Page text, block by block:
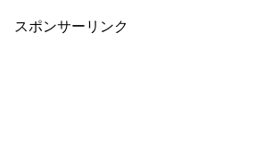
スポンサーリンク